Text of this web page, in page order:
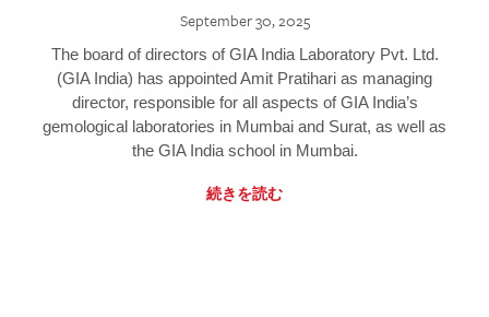
September 30, 2025
The board of directors of GIA India Laboratory Pvt. Ltd.
(GIA India) has appointed Amit Pratihari as managing
director, responsible for all aspects of GIA India’s
gemological laboratories in Mumbai and Surat, as well as
the GIA India school in Mumbai.
続きを読む